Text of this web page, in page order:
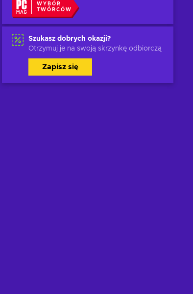
WYBÓR
TWÓRCÓW
Szukasz dobrych okazji?
Otrzymuj je na swoją skrzynkę odbiorczą
Zapisz się